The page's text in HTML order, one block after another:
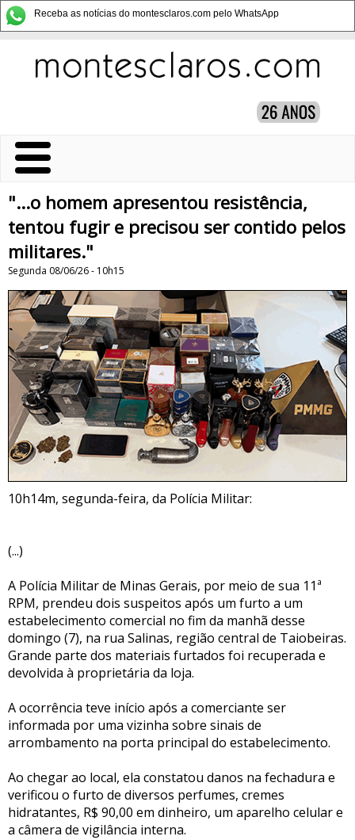
Receba as notícias do montesclaros.com pelo WhatsApp
"...o homem apresentou resistência,
tentou fugir e precisou ser contido pelos
militares."
Segunda 08/06/26 - 10h15
10h14m, segunda-feira, da Polícia Militar:
(...)
A Polícia Militar de Minas Gerais, por meio de sua 11ª
RPM, prendeu dois suspeitos após um furto a um
estabelecimento comercial no fim da manhã desse
domingo (7), na rua Salinas, região central de Taiobeiras.
Grande parte dos materiais furtados foi recuperada e
devolvida à proprietária da loja.
A ocorrência teve início após a comerciante ser
informada por uma vizinha sobre sinais de
arrombamento na porta principal do estabelecimento.
Ao chegar ao local, ela constatou danos na fechadura e
verificou o furto de diversos perfumes, cremes
hidratantes, R$ 90,00 em dinheiro, um aparelho celular e
a câmera de vigilância interna.